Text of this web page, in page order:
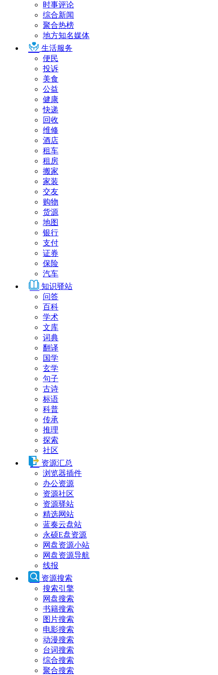
时事评论
综合新闻
聚合热榜
地方知名媒体
生活服务
便民
投诉
美食
公益
健康
快递
回收
维修
酒店
租车
租房
搬家
家装
交友
购物
货源
地图
银行
支付
证券
保险
汽车
知识驿站
问答
百科
学术
文库
词典
翻译
国学
玄学
句子
古诗
标语
科普
传承
推理
探索
社区
资源汇总
浏览器插件
办公资源
资源社区
资源驿站
精选网站
蓝奏云盘站
永硕E盘资源
网盘资源小站
网盘资源导航
线报
资源搜索
搜索引擎
网盘搜索
书籍搜索
图片搜索
电影搜索
动漫搜索
台词搜索
综合搜索
聚合搜索